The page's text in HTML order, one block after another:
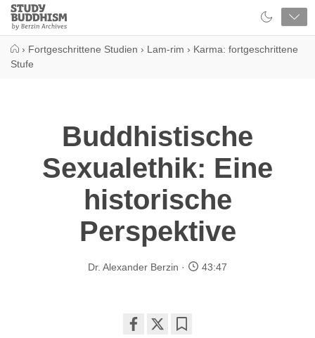
Close
Study
Buddhism
› Fortgeschrittene Studien › Lam-rim › Karma: fortgeschrittene
Stufe
Buddhistische
Sexualethik: Eine
historische
Perspektive
Dr. Alexander Berzin 43:47